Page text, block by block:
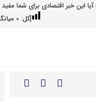
آیا این خبر اقتصادی برای شما
[کل: 0